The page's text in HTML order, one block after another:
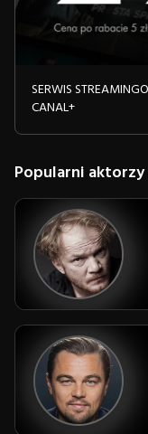
SERWIS
CANAL+
Popularni